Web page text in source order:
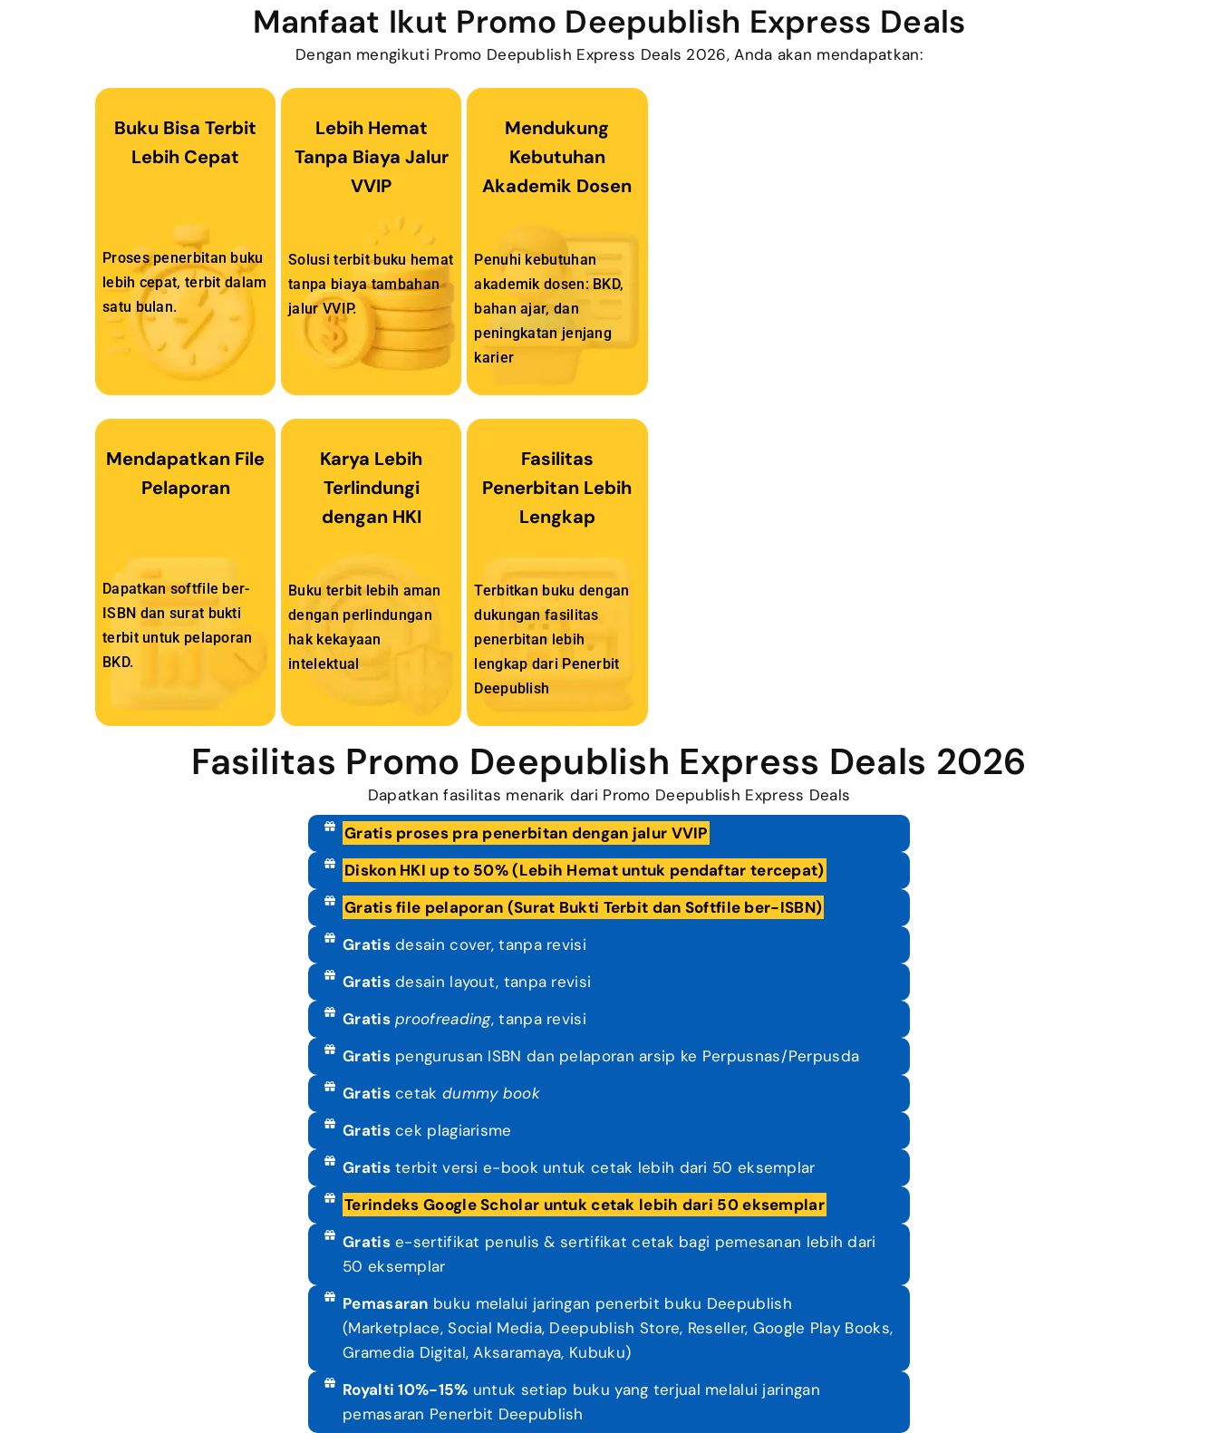
Manfaat Ikut Promo Deepublish Express Deals
Dengan mengikuti Promo Deepublish Express Deals 2026, Anda akan mendapatkan:
Buku Bisa Terbit
Lebih Cepat
Proses penerbitan buku
lebih cepat, terbit dalam
satu bulan.
Lebih Hemat
Tanpa Biaya Jalur
VVIP
Solusi terbit buku hemat
tanpa biaya tambahan
jalur VVIP.
Mendukung
Kebutuhan
Akademik Dosen
Penuhi kebutuhan
akademik dosen: BKD,
bahan ajar, dan
peningkatan jenjang
karier
Mendapatkan File
Pelaporan
Dapatkan softfile ber-
ISBN dan surat bukti
terbit untuk pelaporan
BKD.
Karya Lebih
Terlindungi
dengan HKI
Buku terbit lebih aman
dengan perlindungan
hak kekayaan
intelektual
Fasilitas
Penerbitan Lebih
Lengkap
Terbitkan buku dengan
dukungan fasilitas
penerbitan lebih
lengkap dari Penerbit
Deepublish
Fasilitas Promo Deepublish Express Deals 2026
Dapatkan fasilitas menarik dari Promo Deepublish Express Deals
Gratis proses pra penerbitan dengan jalur VVIP
Diskon HKI up to 50% (Lebih Hemat untuk pendaftar tercepat)
Gratis file pelaporan (Surat Bukti Terbit dan Softfile ber-ISBN)
Gratisdesain cover, tanpa revisi
Gratisdesain layout, tanpa revisi
Gratis proofreading, tanpa revisi
Gratispengurusan ISBN dan pelaporan arsip ke Perpusnas/Perpusda
Gratiscetak dummy book
Gratiscek plagiarisme
Gratisterbit versi e-book untuk cetak lebih dari 50 eksemplar​
Terindeks Google Scholar untuk cetak lebih dari 50 eksemplar
Gratise-sertifikat penulis & sertifikat cetak bagi pemesanan lebih dari
50 eksemplar
Pemasaran buku melalui jaringan penerbit buku Deepublish
(Marketplace, Social Media, Deepublish Store, Reseller, Google Play Books,
Gramedia Digital, Aksaramaya, Kubuku)
Royalti 10%-15% untuk setiap buku yang terjual melalui jaringan
pemasaran Penerbit Deepublish